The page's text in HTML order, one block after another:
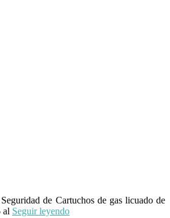
de Cartuchos de gas licuado de
al Seguir leyendo